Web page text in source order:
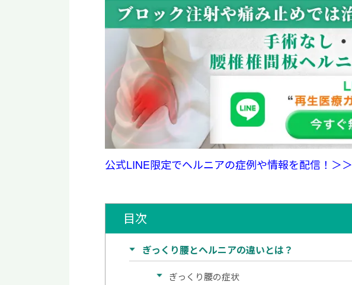
公式LINE限定でヘルニアの症例や情報を配信！＞＞
目次
ぎっくり腰とヘルニアの違いとは？
ぎっくり腰の症状